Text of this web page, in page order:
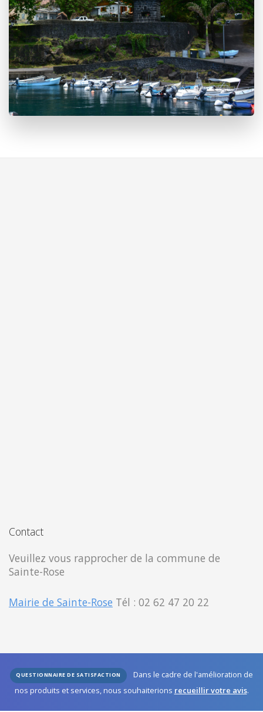
Contact
Veuillez vous rapprocher de la commune de
Sainte-Rose
Mairie de Sainte-Rose Tél : 02 62 47 20 22
QUESTIONNAIRE DE SATISFACTION
Dans le cadre de l'amélioration de
nos produits et services, nous souhaiterions recueillir votre avis.